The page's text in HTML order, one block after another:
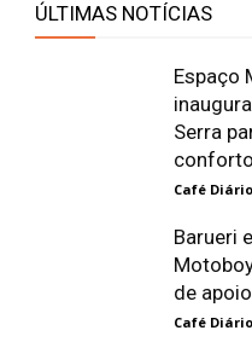
ÚLTIMAS NOTÍCIAS
Espaço
Serra
Café Diário
Barueri
de
Café Diário